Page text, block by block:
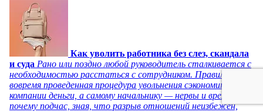
Как уволить работника без слез, скандала
и суда Рано или поздно любой руководитель сталкивается с
необходимостью расстаться с сотрудником. Правильно и
вовремя проведенная процедура увольнения сэкономит
компании деньги, а самому начальнику — нервы и время. Но
почему подчас, зная, что разрыв отношений неизбежен,